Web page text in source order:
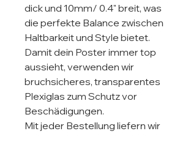
dick und 10mm/ 0.4" breit, was
die perfekte Balance zwischen
Haltbarkeit und Style bietet.
Damit dein Poster immer top
aussieht, verwenden wir
bruchsicheres, transparentes
Plexiglas zum Schutz vor
Beschädigungen.
Mit jeder Bestellung liefern wir